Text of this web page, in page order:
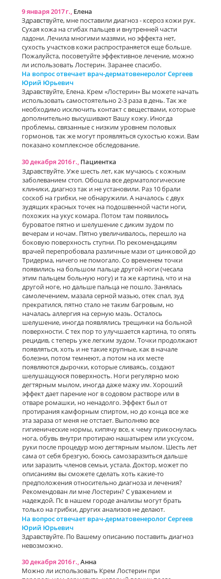
9 января 2017 г., Елена
Здравствуйте, мне поставили диагноз - ксероз кожи рук.
Сухая кожа на сгибах пальцев и внутренней части
ладони. Лечила многими мазями, но эффекта нет,
сухость участков кожи распространяется еще больше.
Пожалуйста, посоветуйте эффективное лечение, можно
ли использовать Лостерин. Заранее спасибо.
На вопрос отвечает врач-дерматовенеролог Сергеев
Юрий Юрьевич
Здравствуйте, Елена. Крем «Лостерин» Вы можете начать
использовать самостоятельно 2-3 раза в день. Так же
необходимо исключить контакт с веществами, которые
дополнительно высушивают Вашу кожу. Иногда
проблемы, связанные с низким уровнем половых
гормонов, так же могут проявляться сухостью кожи. Вам
показано комплексное обследование.
30 декабря 2016 г., Пациентка
Здравствуйте. Уже шесть лет, как мучаюсь с кожным
заболеванием стоп. Обошла все дерматологические
клиники, диагноз так и не установили. Раз 10 брали
соскоб на грибки, не обнаружили. А началось с двух
зудящих красных точек на подошвенной части ноги,
похожих на укус комара. Потом там появилось
буроватое пятно и шелушение с диким зудом по
вечерам и ночам. Пятно увеличивалось, перешло на
боковую поверхность ступни. По рекомендациям
врачей перепробовала различные мази от цинковой до
Тридерма, ничего не помогало. Со временем точки
появились на большом пальце другой ноги (чесала
этим пальцем больную ногу) и та же картина, что и на
другой ноге, но дальше пальца не пошло. Занялась
самолечением, мазала серной мазью, отек спал, зуд
прекратился, пятно стало не таким багровым, но
началась аллергия на серную мазь. Осталось
шелушение, иногда появлялись трещинки на больной
поверхности. С тех пор то улучшается картина, то опять
рецидив, с теперь уже легким зудом. Точки продолжают
появляться, хоть и не такие крупные, как в начале
болезни, потом темнеют, а потом на их месте
появляются дырочки, которые сливаясь, создают
шелушащуюся поверхность. Ноги регулярно мою
дегтярным мылом, иногда даже мажу им. Хороший
эффект дает парение ног в содовом растворе или в
отваре ромашки, но ненадолго. Эффект был от
протирания камфорным спиртом, но до конца все же
эта зараза от меня не отстает. Выполняю все
гигиенические нормы, кипячу все, к чему прикоснулась
нога, обувь внутри протираю нашатырем или уксусом,
руки после процедур мою дегтярным мылом. Шесть лет
сама от себя брезгую, боюсь самозаразиться дальше
или заразить членов семьи, устала. Доктор, может по
описаниям вы сможете сделать хоть какие-то
предположения относительно диагноза и лечения?
Рекомендован ли мне Лостерин? С уважением и
надеждой. Пс в нашем городе анализы могут брать
только на грибки, других анализов не делают.
На вопрос отвечает врач-дерматовенеролог Сергеев
Юрий Юрьевич
Здравствуйте. По Вашему описанию поставить диагноз
невозможно.
30 декабря 2016 г.,Анна
Можно ли использовать Крем Лостерин при